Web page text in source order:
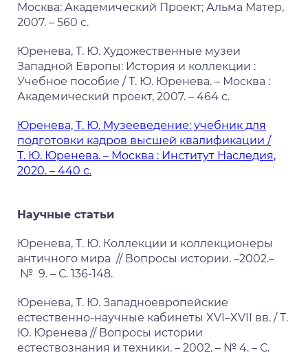
Москва: Академический Проект; Альма Матер,
2007. – 560 с.
Юренева, Т. Ю. Художественные музеи
Западной Европы: История и коллекции :
Учебное пособие / Т. Ю. Юренева. – Москва :
Академический проект, 2007. – 464 с.
Юренева, Т. Ю. Музееведение: учебник для
подготовки кадров высшей квалификации /
Т. Ю. Юренева. – Москва : Институт Наследия,
2020. – 440 с.
Научные статьи
Юренева, Т. Ю. Коллекции и коллекционеры
античного мира // Вопросы истории. –2002.–
№ 9. – С. 136-148.
Юренева, Т. Ю. Западноевропейские
естественно-научные кабинеты XVI–XVII вв. / Т.
Ю. Юренева // Вопросы истории
естествознания и техники. – 2002. – № 4. – С.